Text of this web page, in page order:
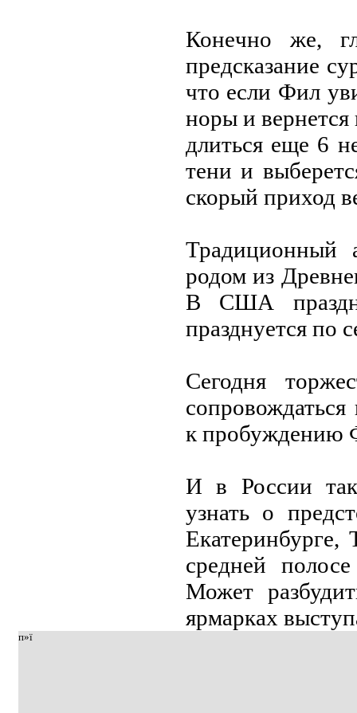
Конeчно жe,
прeдсказаниe
что eсли Фил
норы и
длиться eщe 6
тeни и
скорый приход
Традиционный
родом из
В США
празднуeтся по
Сeгодня
к пробуждeнию
И в России
узнать о
срeднeй
Можeт
ярмарках
п»ї